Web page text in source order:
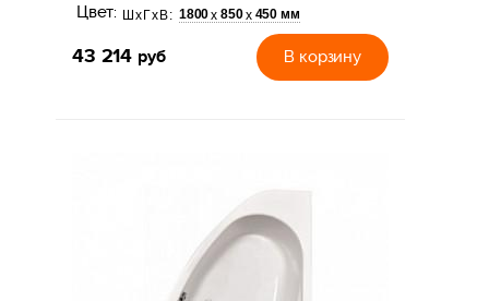
Цвет: ШхГхВ: 1800х 850х 450 мм
43 214 руб В корзину